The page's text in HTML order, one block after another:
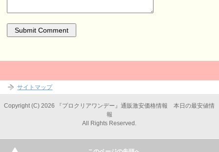
サイトマップ
Copyright (C) 2026 『プロクリアワンデー』通販激安価格情報 本日の最安値情
報
All Rights Reserved.